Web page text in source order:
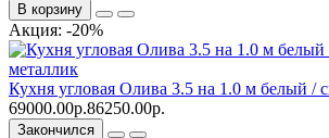
В корзину
Акция: -20%
Кухня угловая Олива 3.5 на 1.0 м белый /
69000.00р.86250.00р.
Закончился